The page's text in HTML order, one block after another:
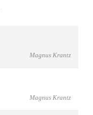
Magnus Krantz
Magnus Krantz